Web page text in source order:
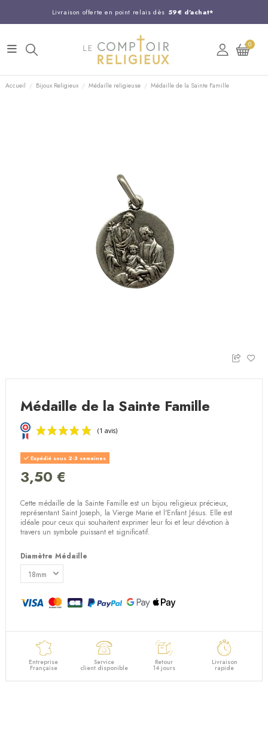
Livraison offerte en point relais dès 59€ d'achat*
Entreprise Française familiale
Support client disponible au 03 20 24 74 15
Commandez avant 14H, expédition le jour même !
0
Accueil Bijoux Religieux Médaille religieuse Médaille de la Sainte Famille
Médaille de la Sainte Famille
(1 avis)
Expédié sous 2-3 semaines
3,50 €
Cette médaille de la Sainte Famille est un bijou religieux précieux,
représentant Saint Joseph, la Vierge Marie et l'Enfant Jésus. Elle est
idéale pour ceux qui souhaitent exprimer leur foi et leur dévotion à
travers un symbole puissant et significatif.
Diamètre Médaille
Entreprise
Française
Service
client disponible
Retour
14 jours
Livraison
rapide